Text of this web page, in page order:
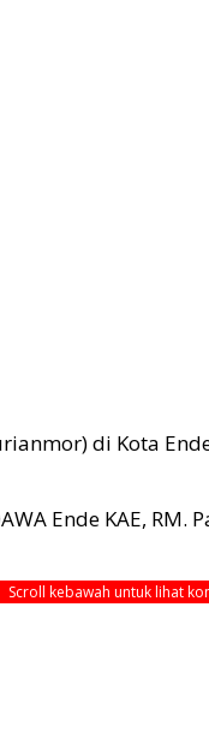
di Kota
Ende KAE,
Scroll kebawah untuk lihat